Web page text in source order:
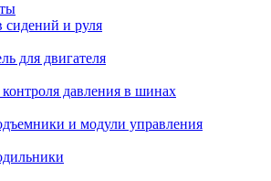
сидений и руля
для двигателя
давления в шинах
и модули управления